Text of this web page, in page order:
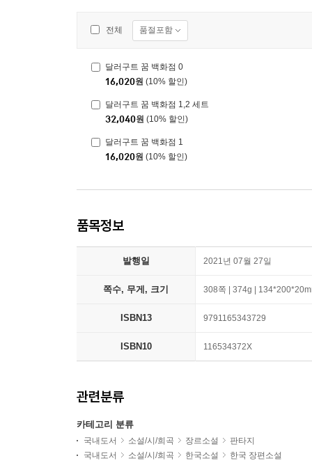
전체 품절포함
달러구트 꿈 백화점 0
16,020원 (10% 할인)
달러구트 꿈 백화점 1,2 세트
32,040원 (10% 할인)
달러구트 꿈 백화점 1
16,020원 (10% 할인)
품목정보
발행일 2021년 07월 27일
쪽수, 무게, 크기 308쪽 | 374g |
ISBN13 9791165343729
ISBN10 116534372X
관련분류
카테고리 분류
국내도서 소설/시/희곡 장르소설
판타지
국내도서
소설/시/희곡 한국소설 한국 장편소설